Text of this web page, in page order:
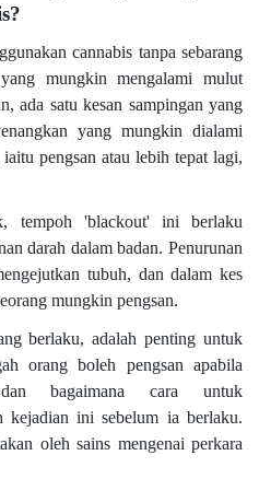
cannabis tanpa sebarang
mungkin mengalami mulut
ada satu kesan sampingan yang
yang mungkin dialami
pengsan atau lebih tepat lagi,
tempoh 'blackout' ini berlaku
darah dalam badan. Penurunan
tubuh, dan dalam kes
mungkin pengsan.
berlaku, adalah penting untuk
orang boleh pengsan apabila
dan bagaimana cara untuk
kejadian ini sebelum ia berlaku.
oleh sains mengenai perkara